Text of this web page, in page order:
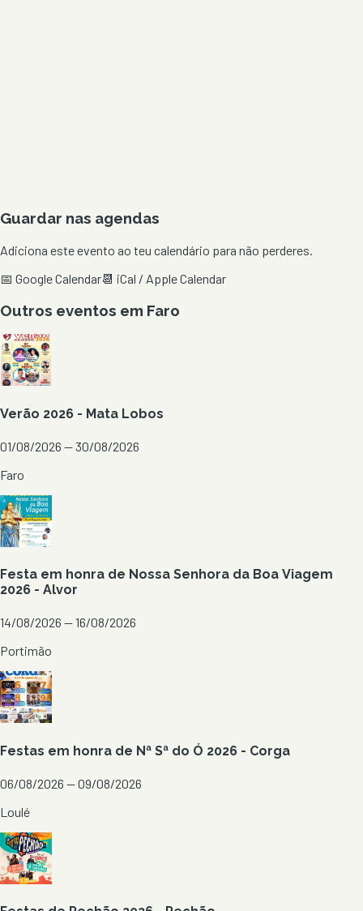
Guardar nas agendas
Adiciona este evento ao teu calendário para não perderes.
📅 Google Calendar📆 iCal / Apple Calendar
Outros eventos em Faro
Verão 2026 - Mata Lobos
01/08/2026 — 30/08/2026
Faro
Festa em honra de Nossa Senhora da Boa Viagem
2026 - Alvor
14/08/2026 — 16/08/2026
Portimão
Festas em honra de Nª Sª do Ó 2026 - Corga
06/08/2026 — 09/08/2026
Loulé